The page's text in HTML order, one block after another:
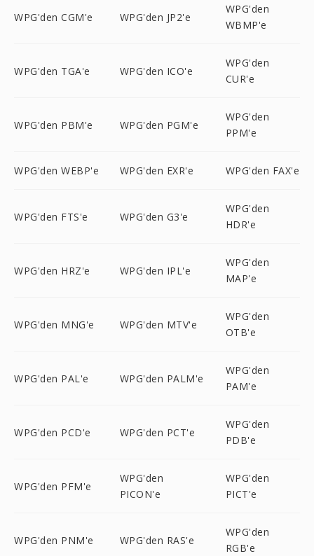
WPG'den CGM'e WPG'den JP2'e
WPG'den
WBMP'e
WPG'den TGA'e WPG'den ICO'e
WPG'den
CUR'e
WPG'den PBM'e WPG'den PGM'e
WPG'den
PPM'e
WPG'den WEBP'e WPG'den EXR'e WPG'den FAX'e
WPG'den FTS'e WPG'den G3'e
WPG'den
HDR'e
WPG'den HRZ'e WPG'den IPL'e
WPG'den
MAP'e
WPG'den MNG'e WPG'den MTV'e
WPG'den
OTB'e
WPG'den PAL'e WPG'den PALM'e
WPG'den
PAM'e
WPG'den PCD'e WPG'den PCT'e
WPG'den
PDB'e
WPG'den PFM'e
WPG'den
PICON'e
WPG'den
PICT'e
WPG'den PNM'e WPG'den RAS'e
WPG'den
RGB'e